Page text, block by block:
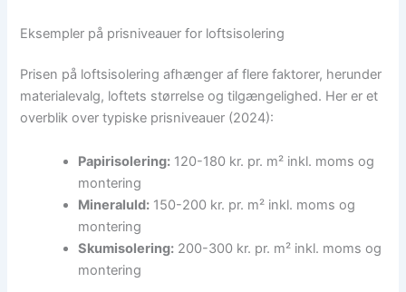
Eksempler på prisniveauer for loftsisolering
Prisen på loftsisolering afhænger af flere faktorer, herunder
materialevalg, loftets størrelse og tilgængelighed. Her er et
overblik over typiske prisniveauer (2024):
Papirisolering: 120-180 kr. pr. m² inkl. moms og
montering
Mineraluld: 150-200 kr. pr. m² inkl. moms og
montering
Skumisolering: 200-300 kr. pr. m² inkl. moms og
montering